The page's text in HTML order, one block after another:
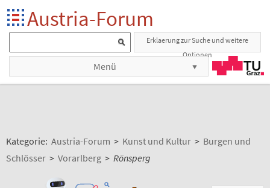
Austria-Forum
Erklaerung zur Suche und weitere
Optionen
Menü
Kategorie: Austria-Forum > Kunst und Kultur > Burgen und
Schlösser > Vorarlberg > Rönsperg